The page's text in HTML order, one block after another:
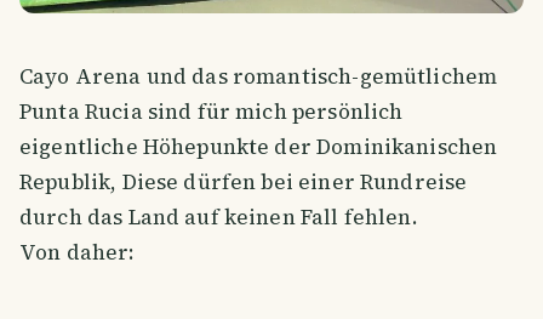
Cayo Arena und das romantisch-gemütlichem
Punta Rucia sind für mich persönlich
eigentliche Höhepunkte der Dominikanischen
Republik, Diese dürfen bei einer Rundreise
durch das Land auf keinen Fall fehlen.
Von daher: